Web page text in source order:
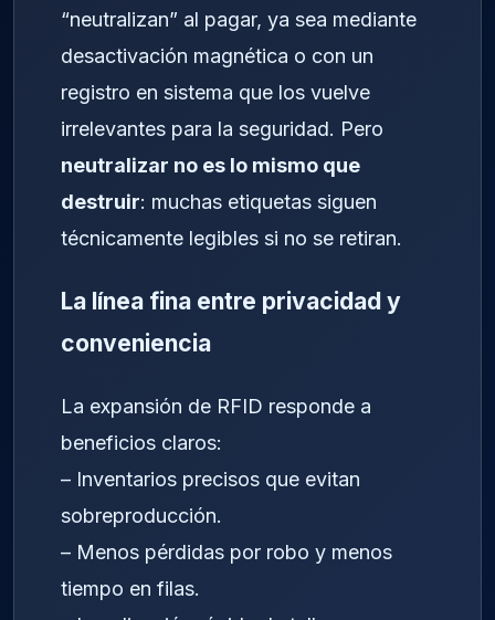
“neutralizan” al pagar, ya sea mediante
desactivación magnética o con un
registro en sistema que los vuelve
irrelevantes para la seguridad. Pero
neutralizar no es lo mismo que
destruir: muchas etiquetas siguen
técnicamente legibles si no se retiran.
La línea fina entre privacidad y
conveniencia
La expansión de RFID responde a
beneficios claros:
– Inventarios precisos que evitan
sobreproducción.
– Menos pérdidas por robo y menos
tiempo en filas.